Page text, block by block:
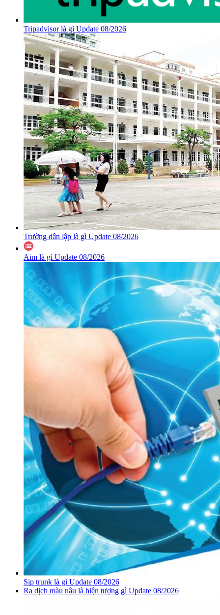
Tripadvisor là gì Update 08/2026
Trường dân lập là gì Update 08/2026
Aim là gì Update 08/2026
Sip trunk là gì Update 08/2026
Ra dịch màu nâu là hiện tượng gì Update 08/2026